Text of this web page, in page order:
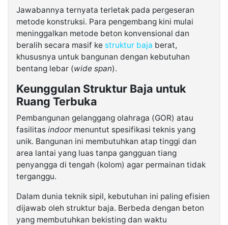
Jawabannya ternyata terletak pada pergeseran
metode konstruksi. Para pengembang kini mulai
meninggalkan metode beton konvensional dan
beralih secara masif ke struktur baja berat,
khususnya untuk bangunan dengan kebutuhan
bentang lebar (wide span).
Keunggulan Struktur Baja untuk
Ruang Terbuka
Pembangunan gelanggang olahraga (GOR) atau
fasilitas indoor menuntut spesifikasi teknis yang
unik. Bangunan ini membutuhkan atap tinggi dan
area lantai yang luas tanpa gangguan tiang
penyangga di tengah (kolom) agar permainan tidak
terganggu.
Dalam dunia teknik sipil, kebutuhan ini paling efisien
dijawab oleh struktur baja. Berbeda dengan beton
yang membutuhkan bekisting dan waktu